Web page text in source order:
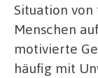
Situation
Menschen
motivierte
häufig mit